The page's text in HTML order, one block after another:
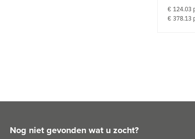
€ 124.03
€ 378.13
Nog niet gevonden wat u zocht?